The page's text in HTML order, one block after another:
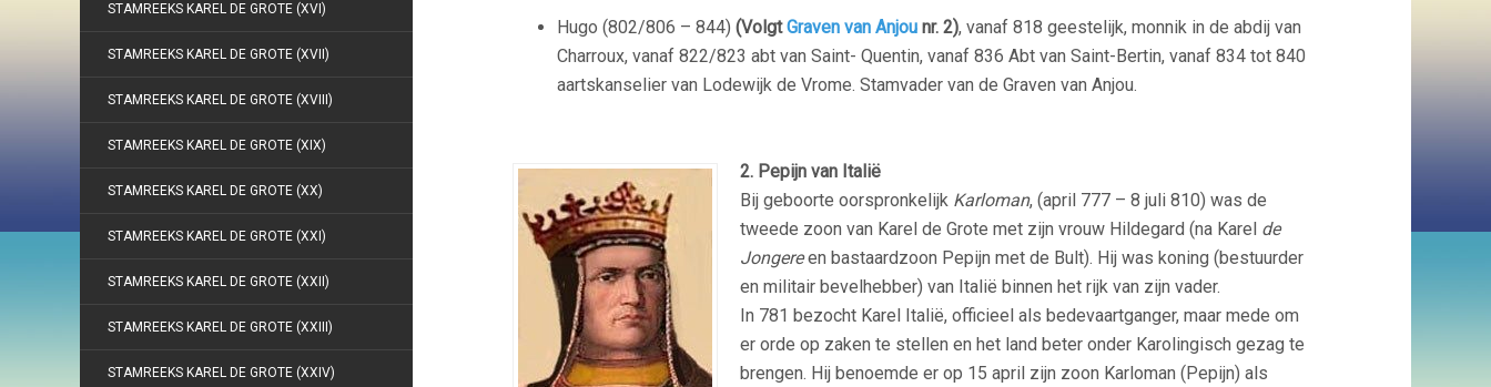
STAMREEKS KAREL DE GROTE (XVI)
STAMREEKS KAREL DE GROTE (XVII)
STAMREEKS KAREL DE GROTE (XVIII)
STAMREEKS KAREL DE GROTE (XIX)
STAMREEKS KAREL DE GROTE (XX)
STAMREEKS KAREL DE GROTE (XXI)
STAMREEKS KAREL DE GROTE (XXII)
STAMREEKS KAREL DE GROTE (XXIII)
STAMREEKS KAREL DE GROTE (XXIV)
Hugo (802/806 – 844) (VolgtGraven van Anjou nr. 2), vanaf 818 geestelijk, monnik in de abdij van
Charroux, vanaf 822/823 abt van Saint- Quentin, vanaf 836 Abt van Saint-Bertin, vanaf 834 tot 840
aartskanselier van Lodewijk de Vrome. Stamvader van de Graven van Anjou.
2. Pepijn van Italië
Bij geboorte oorspronkelijk Karloman, (april 777 – 8 juli 810) was de
tweede zoon van Karel de Grote met zijn vrouw Hildegard (na Karel de
Jongereen bastaardzoon Pepijn met de Bult). Hij was koning (bestuurder
en militair bevelhebber) van Italië binnen het rijk van zijn vader.
In 781 bezocht Karel Italië, officieel als bedevaartganger, maar mede om
er orde op zaken te stellen en het land beter onder Karolingisch gezag te
brengen. Hij benoemde er op 15 april zijn zoon Karloman (Pepijn) als